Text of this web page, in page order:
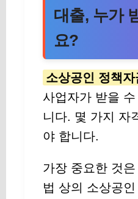
대출, 누가
요?
소상공인 정책자
사업자가 받을
니다. 몇 가지 자
야 합니다.
가장 중요한 것은
법 상의 소상공